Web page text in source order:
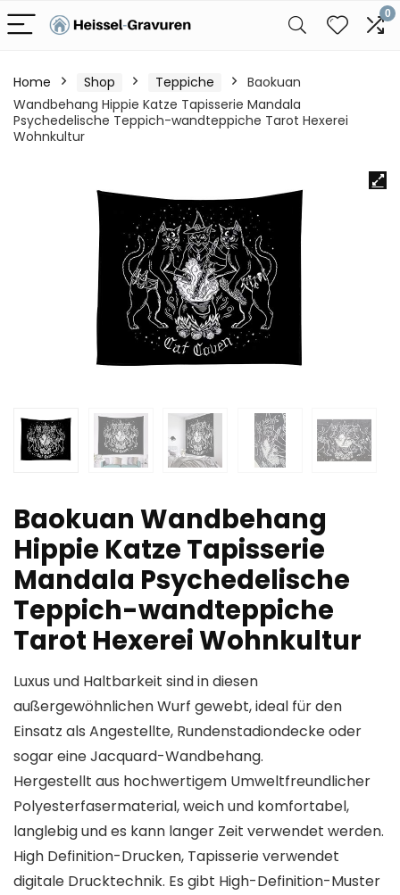
0
Home Shop Teppiche
Baokuan
Wandbehang Hippie Katze Tapisserie Mandala
Psychedelische Teppich-wandteppiche Tarot Hexerei
Wohnkultur
Baokuan Wandbehang
Hippie Katze Tapisserie
Mandala Psychedelische
Teppich-wandteppiche
Tarot Hexerei Wohnkultur
Luxus und Haltbarkeit sind in diesen
außergewöhnlichen Wurf gewebt, ideal für den
Einsatz als Angestellte, Rundenstadiondecke oder
sogar eine Jacquard-Wandbehang.
Hergestellt aus hochwertigem Umweltfreundlicher
Polyesterfasermaterial, weich und komfortabel,
langlebig und es kann langer Zeit verwendet werden.
High Definition-Drucken, Tapisserie verwendet
digitale Drucktechnik. Es gibt High-Definition-Muster